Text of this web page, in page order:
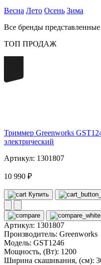
Весна Лето Осень Зима
Все бренды
ТОП ПРОДАЖ
Триммер Greenworks
электрический
Артикул: 1301807
10 990 ₽
Купить
Артикул: 1301807
Производитель: Greenworks
Модель: GST1246
Мощность, (Вт): 1200
Ширина скашивания, (см):